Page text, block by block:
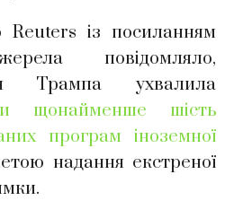
Reuters із посиланням
повідомляло,
Трампа ухвалила
щонайменше шість
програм іноземної
надання екстреної